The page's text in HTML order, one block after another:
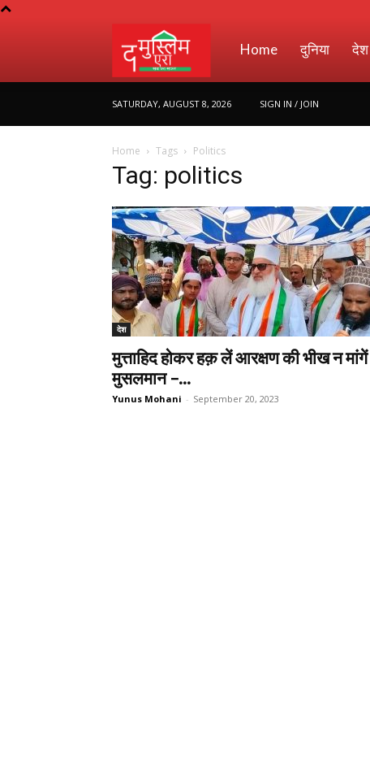
Muslim
Home दुनिया देश
SATURDAY, AUGUST 8, 2026 SIGN IN / JOIN
Home Tags Politics
Tag: politics
देश
मुत्ताहिद होकर हक़ लें आरक्षण की भीख न मांगें
मुसलमान –...
Yunus Mohani - September 20, 2023